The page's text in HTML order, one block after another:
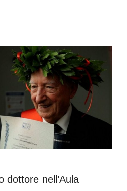
dottore nell’Aula